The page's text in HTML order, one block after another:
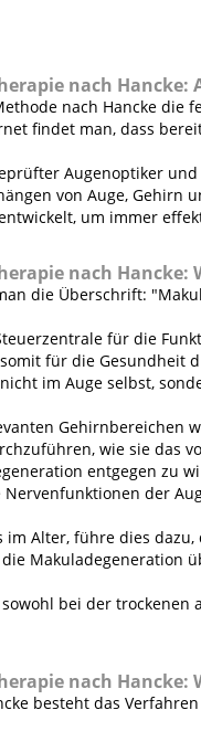
nach Hancke:
nach Hancke
findet man, dass
Augenoptiker
von Auge, Gehirn
um immer
nach Hancke:
die Überschrift:
für die
für die Gesundheit
im Auge selbst,
wie sie das
entgegen zu
der
im Alter, führe dies
Makuladegeneration
bei der
nach Hancke:
besteht das